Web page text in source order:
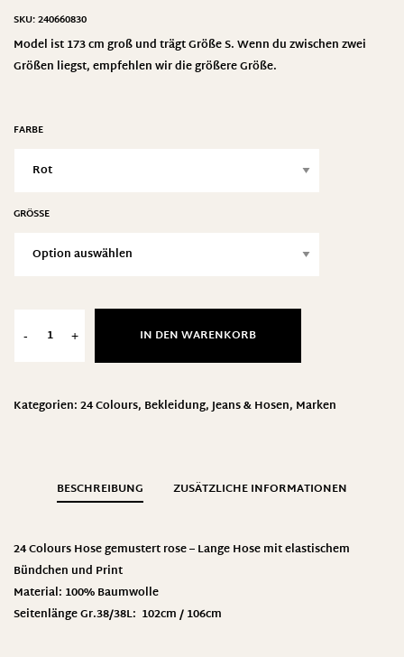
SKU:240660830
Model ist 173 cm groß und trägt Größe S. Wenn du zwischen zwei
Größen liegst, empfehlen wir die größere Größe.
FARBE
GRÖSSE
- + IN DEN WARENKORB
Kategorien:24 Colours, Bekleidung,Jeans & Hosen, Marken
BESCHREIBUNG ZUSÄTZLICHE INFORMATIONEN
24 Colours Hose gemustert rose – Lange Hose mit elastischem
Bündchen und Print
Material: 100% Baumwolle
Seitenlänge Gr.38/38L: 102cm / 106cm